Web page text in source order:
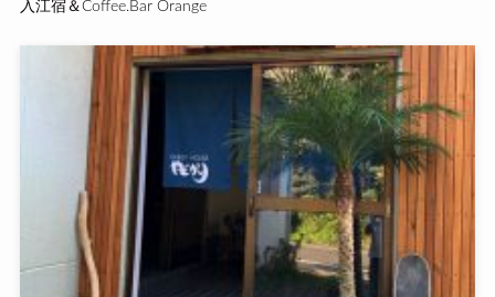
入江宿＆Coffee.Bar Orange